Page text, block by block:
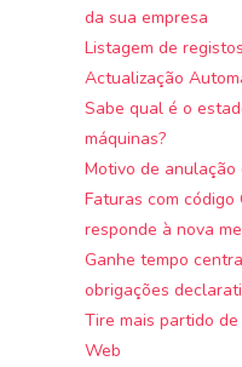
da sua empresa
Listagem de
Actualização
Sabe qual é o
máquinas?
Motivo de anulação
Faturas com código
responde à nova
Ganhe tempo
obrigações
Tire mais partido
Web